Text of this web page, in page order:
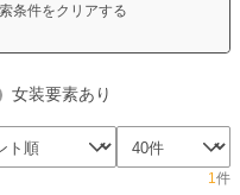
条件をクリアする
女装要素あり
1件